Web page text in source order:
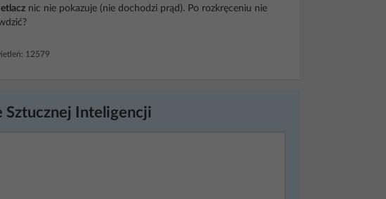
nic nie pokazuje (nie dochodzi prąd). Po rozkręceniu nie
12579
Sztucznej Inteligencji